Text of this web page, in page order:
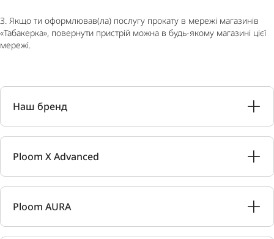
3. Якщо ти оформлював(ла) послугу прокату в мережі магазинів
«Табакерка», повернути пристрій можна в будь-якому магазині цієї
мережі.
Наш бренд
Ploom X Advanced
Ploom AURA